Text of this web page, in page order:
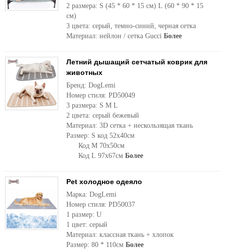
2 размера: S (45 * 60 * 15 см) L (60 * 90 * 15
см)
3 цвета: серый, темно-синий, черная сетка
Материал: нейлон / сетка Gucci Более
Летний дышащий сетчатый коврик для
животных
Бренд: DogLemi
Номер стиля: PD50049
3 размера: S M L
2 цвета: серый бежевый
Материал: 3D сетка + нескользящая ткань
Размер: S код 52x40см
Код М 70х50см
Код L 97x67см Более
Pet холодное одеяло
Марка: DogLemi
Номер стиля: PD50037
1 размер: U
1 цвет: серый
Материал: классная ткань + хлопок
Размер: 80 * 110см Более